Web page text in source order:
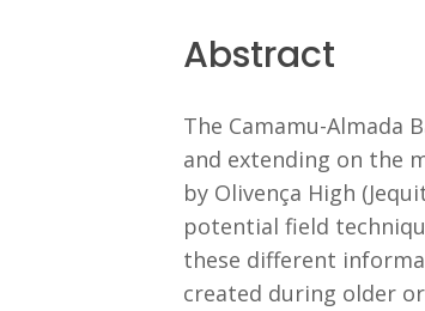
Abstract
The Camamu-Almada
and extending on the
by Olivença High
potential field
these different
created during older